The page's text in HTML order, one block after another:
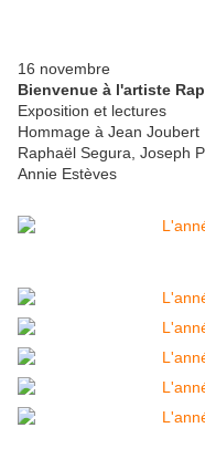
16 novembre
Bienvenue à l'artiste
Exposition et lectures
Hommage à Jean Joubert
Raphaël Segura, Joseph
Annie Estèves